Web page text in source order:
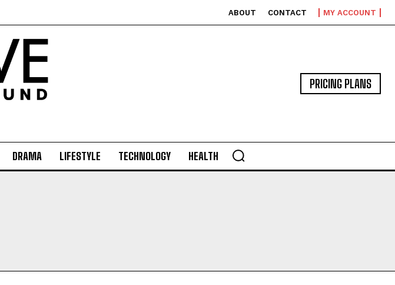
ABOUT CONTACT MY ACCOUNT
PRICING PLANS
DRAMA LIFESTYLE TECHNOLOGY HEALTH